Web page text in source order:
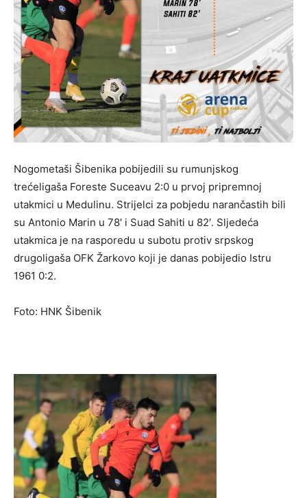
Nogometaši Šibenika pobijedili su rumunjskog
trećeligaša Foreste Suceavu 2:0 u prvoj pripremnoj
utakmici u Medulinu. Strijelci za pobjedu narančastih bili
su Antonio Marin u 78′ i Suad Sahiti u 82′. Sljedeća
utakmica je na rasporedu u subotu protiv srpskog
drugoligaša OFK Žarkovo koji je danas pobijedio Istru
1961 0:2.
Foto: HNK Šibenik